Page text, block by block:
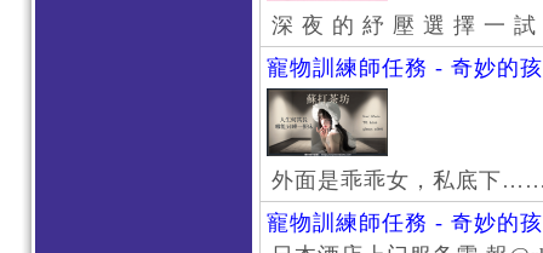
深 夜 的 紓 壓 選 擇 一
寵物訓練師任務 - 奇妙的
外面是乖乖女，私底下
寵物訓練師任務 - 奇妙的